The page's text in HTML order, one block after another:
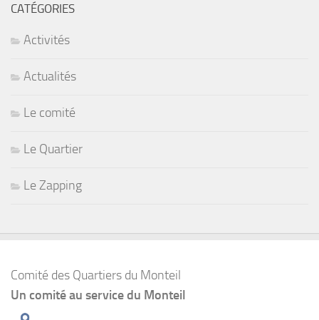
CATÉGORIES
Activités
Actualités
Le comité
Le Quartier
Le Zapping
Comité des Quartiers du Monteil
Un comité au service du Monteil